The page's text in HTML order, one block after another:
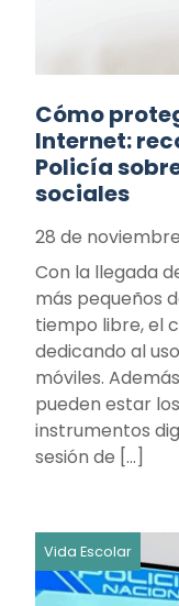
Cómo
Internet:
Policía
sociales
28 de
Con la llegada
más pequeños
tiempo libre, el
dedicando al
móviles.
pueden estar
instrumentos
sesión de […]
Vida Escolar